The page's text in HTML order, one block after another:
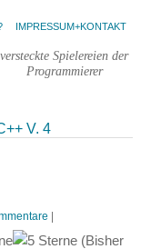
IMPRESSUM+KONTAKT
versteckte Spielereien der
Programmierer
V. 4
(Bisher